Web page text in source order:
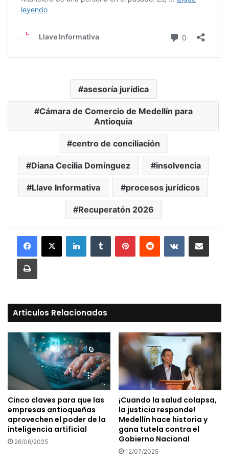
asesoría jurídica
Cámara de Comercio de Medellín para
Antioquia
centro de conciliación
Diana Cecilia Domínguez insolvencia
Llave Informativa procesos jurídicos
Recuperatón 2026
LinkedInTumblr PinterestReddit VKontakteCompartir vía Mail
Print
Articulos Relacionados
Cinco claves para que las
empresas antioqueñas
aprovechen el poder de la
inteligencia artificial
26/06/2025
¡Cuando la salud colapsa,
la justicia responde!
Medellín hace historia y
gana tutela contra el
Gobierno Nacional
12/07/2025